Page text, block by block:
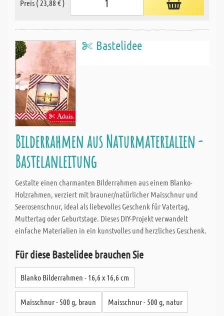
Preis ( 23,88 € )
Bastelidee
Bilderrahmen aus Naturmaterialien -
Bastelanleitung
Gestalte einen charmanten Bilderrahmen aus einem Blanko-
Holzrahmen, verziert mit brauner/natürlicher Maisschnur und
Seerosenschnur, ideal als liebevolles Geschenk für Vatertag,
Muttertag oder Geburtstage. Dieses DIY-Projekt verwandelt
einfache Materialien in ein kunstvolles und herzliches Geschenk.
Für diese Bastelidee brauchen Sie
Blanko Bilderrahmen - 16,6 x 16,6 cm
Maisschnur - 500 g, braun Maisschnur - 500 g, natur